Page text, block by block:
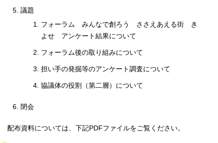
議題
フォーラム みんなで創ろう ささえあえる街 き
よせ アンケート結果について
フォーラム後の取り組みについて
担い手の発掘等のアンケート調査について
協議体の役割（第二層）について
閉会
配布資料については、下記PDFファイルをご覧ください。